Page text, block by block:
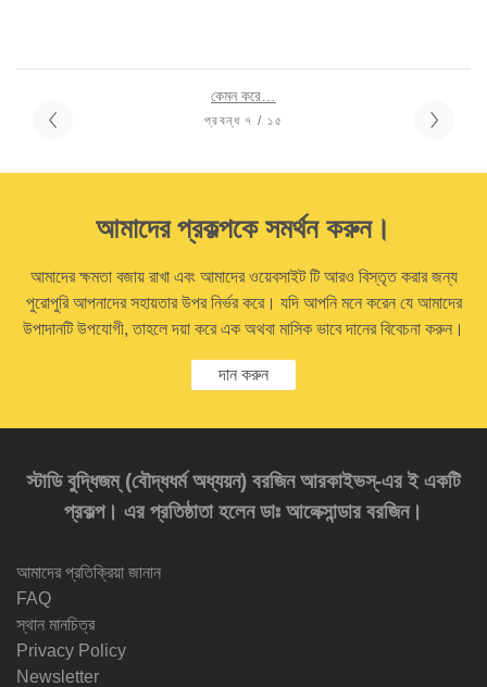
কেমন করে…
প্রবন্ধ ৭ / ১৫
আমাদের প্রকল্পকে সমর্থন করুন।
আমাদের ক্ষমতা বজায় রাখা এবং আমাদের ওয়েবসাইট টি আরও বিস্তৃত করার জন্য
পুরোপুরি আপনাদের সহায়তার উপর নির্ভর করে। যদি আপনি মনে করেন যে আমাদের
উপাদানটি উপযোগী, তাহলে দয়া করে এক অথবা মাসিক ভাবে দানের বিবেচনা করুন।
দান করুন
স্টাডি বুদ্ধিজম্‌ (বৌদ্ধধর্ম অধ্যয়ন) বরজিন আরকাইভস্‌-এর ই একটি
প্রকল্প। এর প্রতিষ্ঠাতা হলেন ডাঃ আলেক্সান্ডার বরজিন।
আমাদের প্রতিক্রিয়া জানান
FAQ
স্থান মানচিত্র
Privacy Policy
Newsletter